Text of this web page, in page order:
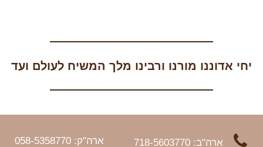
יחי אדוננו מורנו ורבינו מלך המשיח לעולם ועד
ארה"ב: 718-5603770 ארה"ק: 058-5358770